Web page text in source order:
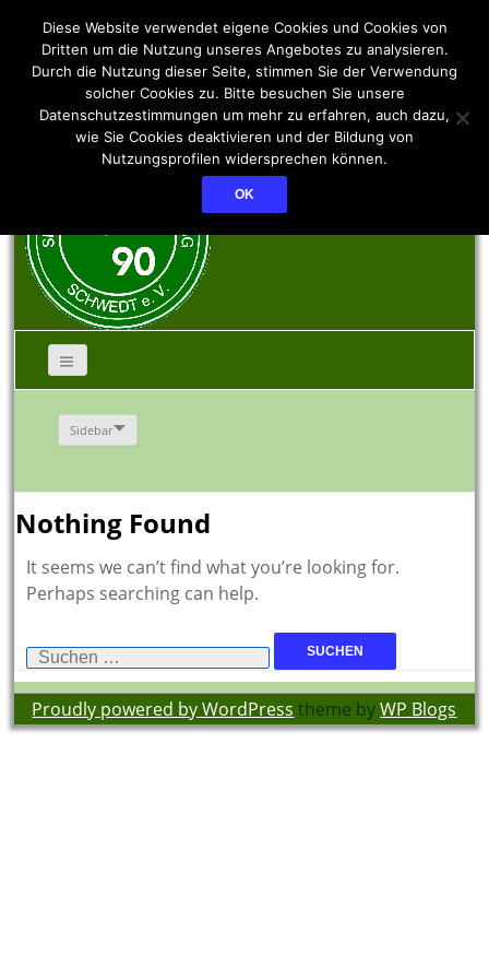
SSV PCK 90 Schwedt
e.V.
Sidebar
Nothing Found
It seems we can’t find what you’re looking for.
Perhaps searching can help.
Suchen
nach:
Proudly powered by WordPress theme byWP Blogs
Diese Website verwendet eigene Cookies und Cookies von
Dritten um die Nutzung unseres Angebotes zu analysieren.
Durch die Nutzung dieser Seite, stimmen Sie der Verwendung
solcher Cookies zu. Bitte besuchen Sie unsere
Datenschutzestimmungen um mehr zu erfahren, auch dazu,
wie Sie Cookies deaktivieren und der Bildung von
Nutzungsprofilen widersprechen können.
OK